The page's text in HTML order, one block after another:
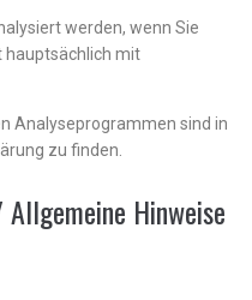
werden, wenn Sie
hauptsächlich mit
Analyseprogrammen sind in
zu finden.
Hinweise